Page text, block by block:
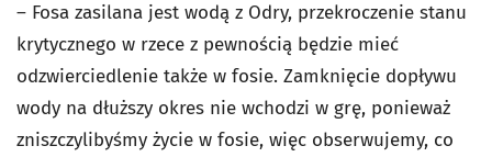
– Fosa zasilana jest wodą z Odry, przekroczenie stanu
krytycznego w rzece z pewnością będzie mieć
odzwierciedlenie także w fosie. Zamknięcie dopływu
wody na dłuższy okres nie wchodzi w grę, ponieważ
zniszczylibyśmy życie w fosie, więc obserwujemy, co